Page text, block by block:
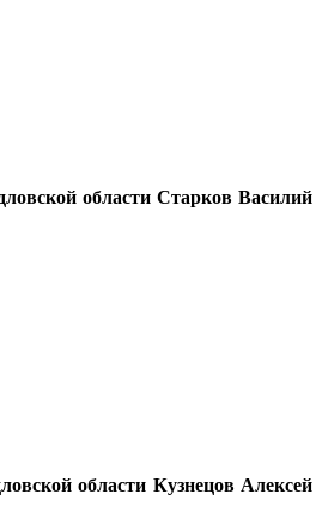
области Старков Василий
области Кузнецов Алексей